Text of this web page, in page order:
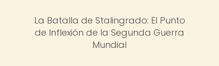
La Batalla de Stalingrado: El Punto
de Inflexión de la Segunda Guerra
Mundial